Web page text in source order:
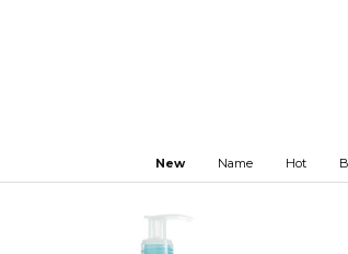
New Name Hot